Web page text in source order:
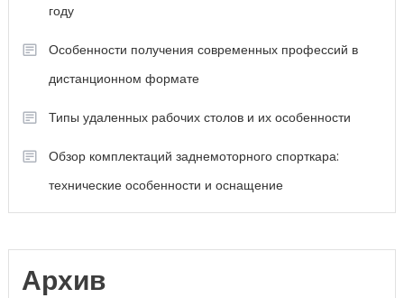
году
Особенности получения современных профессий в
дистанционном формате
Типы удаленных рабочих столов и их особенности
Обзор комплектаций заднемоторного спорткара:
технические особенности и оснащение
Архив